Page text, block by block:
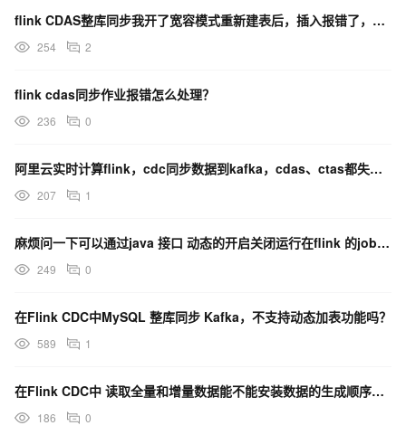
flink CDAS整库同步我开了宽容模式重新建表后，插入报错了，如何解决？
254 2
flink cdas同步作业报错怎么处理？
236 0
阿里云实时计算flink，cdc同步数据到kafka，cdas、ctas都失败，大家有遇到吗？
207 1
麻烦问一下可以通过java 接口 动态的开启关闭运行在flink 的job任务吗？
249 0
在Flink CDC中MySQL 整库同步 Kafka，不支持动态加表功能吗？
589 1
在Flink CDC中 读取全量和增量数据能不能安装数据的生成顺序输出？
186 0